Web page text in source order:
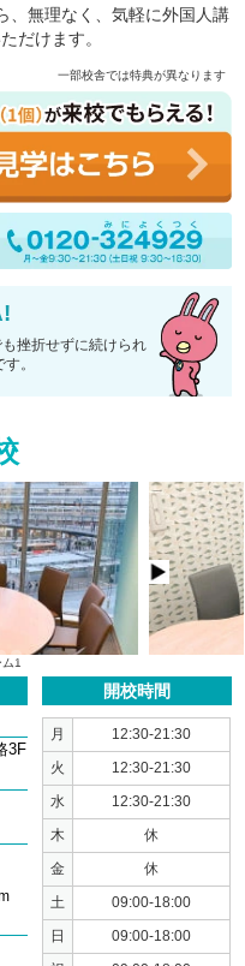
、無理なく、気軽に外国人講
だけます。
一部校舎では特典が異なります
挫折せずに続けられ
。
3F
開校時間
月 12:30-21:30
火 12:30-21:30
水 12:30-21:30
木 休
金 休
土 09:00-18:00
日 09:00-18:00
ム1
6